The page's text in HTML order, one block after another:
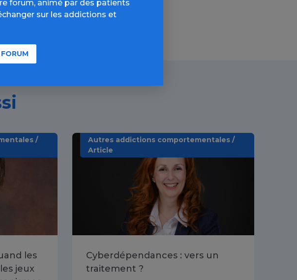
/
les
jeux
Autres addictions comportementales /
Article
Cyberdépendances : vers un
traitement ?
forum, animé par des patients
sur les addictions et